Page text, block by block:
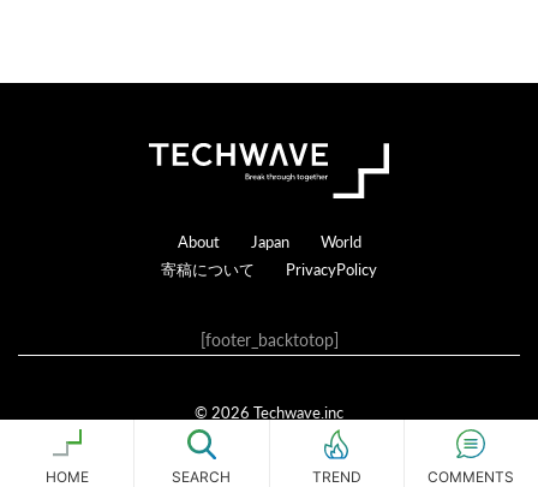
Footer
About Japan
World
寄稿について
PrivacyPolicy
[footer_backtotop]
© 2026 Techwave.inc
Genesis Framework
WordPress·
HOME SEARCH TREND COMMENTS